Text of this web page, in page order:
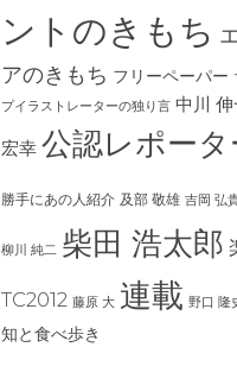
ントのきもち
アのきもち フリーペーパー
プイラストレーターの独り言 中川 伸
宏幸 公認レポータ
勝手にあの人紹介 及部 敬雄 吉岡 弘
柳川 純二 柴田 浩太郎
TC2012 藤原 大 連載 野口 隆
知と食べ歩き